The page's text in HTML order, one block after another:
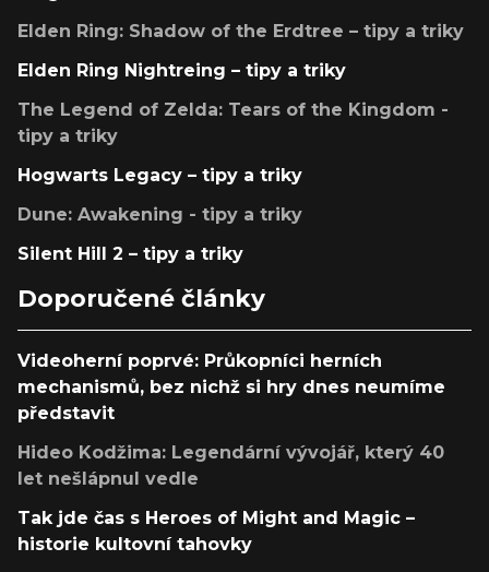
Elden Ring: Shadow of the Erdtree – tipy a triky
Elden Ring Nightreing – tipy a triky
The Legend of Zelda: Tears of the Kingdom -
tipy a triky
Hogwarts Legacy – tipy a triky
Dune: Awakening - tipy a triky
Silent Hill 2 – tipy a triky
Doporučené články
Videoherní poprvé: Průkopníci herních
mechanismů, bez nichž si hry dnes neumíme
představit
Hideo Kodžima: Legendární vývojář, který 40
let nešlápnul vedle
Tak jde čas s Heroes of Might and Magic –
historie kultovní tahovky